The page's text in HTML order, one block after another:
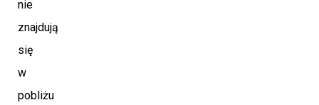
nie
znajdują
się
w
pobliżu